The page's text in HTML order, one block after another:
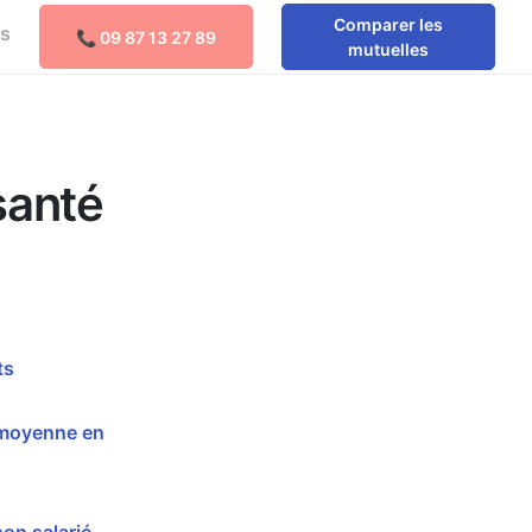
📞 09 87 13 27 89
Comparer les
mutuelles
Comparer les mutuelles
en